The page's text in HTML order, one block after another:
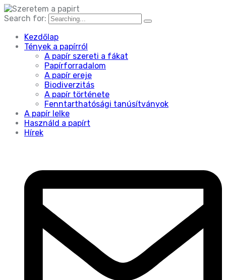
Search for:
Kezdőlap
Tények a papírról
A papír szereti a fákat
Papírforradalom
A papír ereje
Biodiverzitás
A papír története
Fenntarthatósági tanúsítványok
A papír lelke
Használd a papírt
Hírek